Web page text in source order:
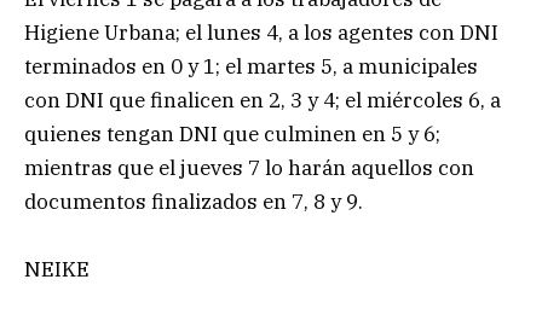
Higiene Urbana; el lunes 4, a los agentes con DNI
terminados en 0 y 1; el martes 5, a municipales
con DNI que finalicen en 2, 3 y 4; el miércoles 6, a
quienes tengan DNI que culminen en 5 y 6;
mientras que el jueves 7 lo harán aquellos con
documentos finalizados en 7, 8 y 9.
NEIKE